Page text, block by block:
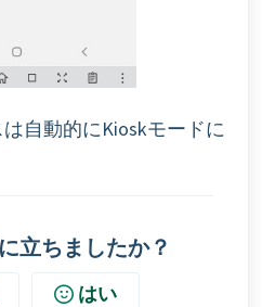
自動的にKioskモードに
立ちましたか？
はい